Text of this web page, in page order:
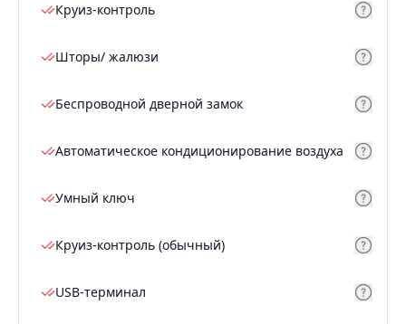
Круиз-контроль
Шторы/ жалюзи
Беспроводной дверной замок
Автоматическое кондиционирование воздуха
Умный ключ
Круиз-контроль (обычный)
USB-терминал